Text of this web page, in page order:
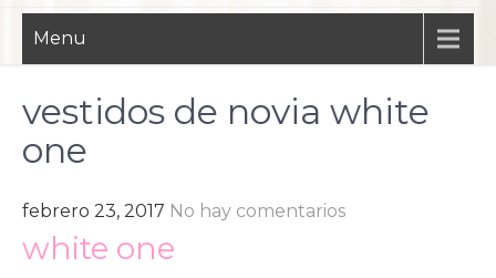
Menu
vestidos de novia white
one
febrero 23, 2017 No hay comentarios
white one